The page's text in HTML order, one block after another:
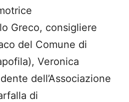
Greco, consigliere
del Comune di
Veronica
dell’Associazione
di